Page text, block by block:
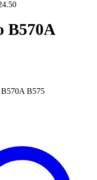
B570A
B575